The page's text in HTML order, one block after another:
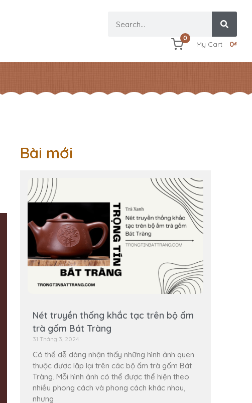
My Cart
0
0₫
Bài mới
Nét truyền thống khắc tạc trên bộ ấm
trà gốm Bát Tràng
31 Tháng 3, 2024
Có thể dễ dàng nhận thấy những hình ảnh quen
thuộc được lặp lại trên các bộ ấm trà gốm Bát
Tràng. Mỗi hình ảnh có thể được thể hiện theo
nhiều phong cách và phong cách khác nhau,
nhưng